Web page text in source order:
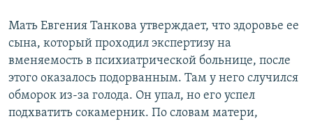
Мать Евгения Танкова утверждает, что здоровье ее
сына, который проходил экспертизу на
вменяемость в психиатрической больнице, после
этого оказалось подорванным. Там у него случился
обморок из-за голода. Он упал, но его успел
подхватить сокамерник. По словам матери,